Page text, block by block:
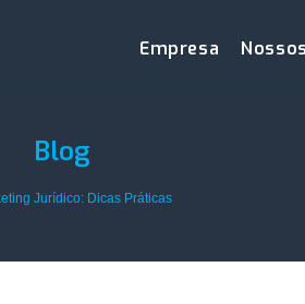
Empresa
Blog
Jurídico: Dicas Práticas